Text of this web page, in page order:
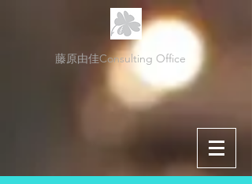
藤原由佳Consulting Office